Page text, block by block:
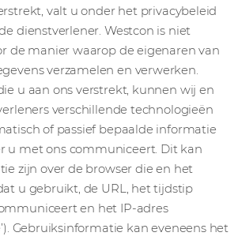
valt u onder het privacybeleid
dienstverlener. Westcon is niet
de manier waarop de eigenaren van
verzamelen en verwerken.
u aan ons verstrekt, kunnen wij en
verschillende technologieën
of passief bepaalde informatie
u met ons communiceert. Dit kan
zijn over de browser die en het
u gebruikt, de URL, het tijdstip
en het IP-adres
Gebruiksinformatie kan eveneens het